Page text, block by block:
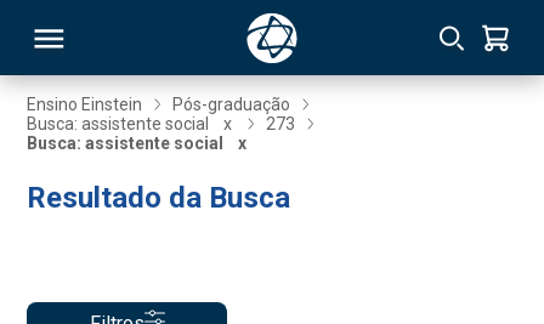
Ensino Einstein
Pós-graduação
Busca: assistente social
x
273
Busca: assistente social
x
Resultado da Busca